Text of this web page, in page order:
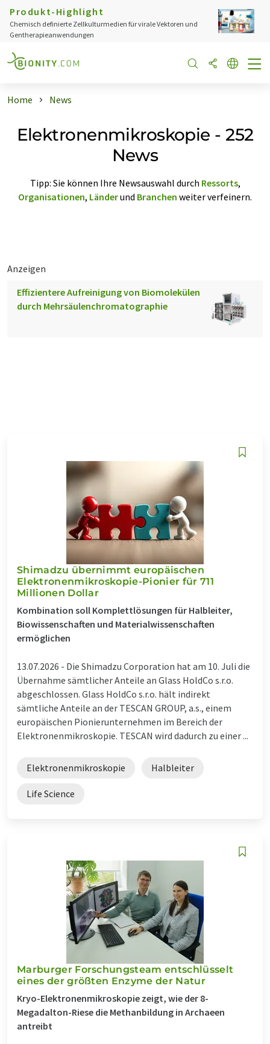
Produkt-Highlight
Chemisch definierte Zellkulturmedien für virale Vektoren und
Gentherapieanwendungen
Home News
Elektronenmikroskopie - 252
News
Tipp: Sie können Ihre Newsauswahl durch Ressorts,
Organisationen, Länderund Branchen weiter verfeinern.
Anzeigen
Effizientere Aufreinigung von Biomolekülen
durch Mehrsäulenchromatographie
Shimadzu übernimmt europäischen
Elektronenmikroskopie-Pionier für 711
Millionen Dollar
Kombination soll Komplettlösungen für Halbleiter,
Biowissenschaften und Materialwissenschaften
ermöglichen
13.07.2026 - Die Shimadzu Corporation hat am 10. Juli die
Übernahme sämtlicher Anteile an Glass HoldCo s.r.o.
abgeschlossen. Glass HoldCo s.r.o. hält indirekt
sämtliche Anteile an der TESCAN GROUP, a.s., einem
europäischen Pionierunternehmen im Bereich der
Elektronenmikroskopie. TESCAN wird dadurch zu einer ...
Elektronenmikroskopie Halbleiter
Life Science
Marburger Forschungsteam entschlüsselt
eines der größten Enzyme der Natur
Kryo-Elektronenmikroskopie zeigt, wie der 8-
Megadalton-Riese die Methanbildung in Archaeen
antreibt